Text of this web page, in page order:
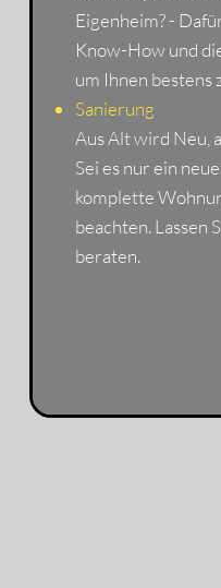
Eigenheim? -
Know-How und
um Ihnen bestens
Sanierung
Aus Alt wird Neu,
Sei es nur ein
komplette
beachten. Lassen
beraten.